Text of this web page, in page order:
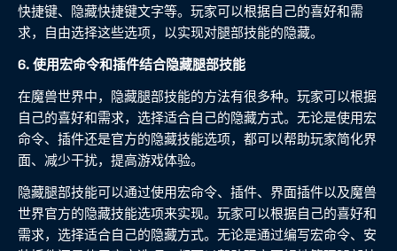
快捷键、隐藏快捷键文字等。玩家可以根据自己的喜好和需
求，自由选择这些选项，以实现对腿部技能的隐藏。
6. 使用宏命令和插件结合隐藏腿部技能
在魔兽世界中，隐藏腿部技能的方法有很多种。玩家可以根据
自己的喜好和需求，选择适合自己的隐藏方式。无论是使用宏
命令、插件还是官方的隐藏技能选项，都可以帮助玩家简化界
面、减少干扰，提高游戏体验。
隐藏腿部技能可以通过使用宏命令、插件、界面插件以及魔兽
世界官方的隐藏技能选项来实现。玩家可以根据自己的喜好和
需求，选择适合自己的隐藏方式。无论是通过编写宏命令、安